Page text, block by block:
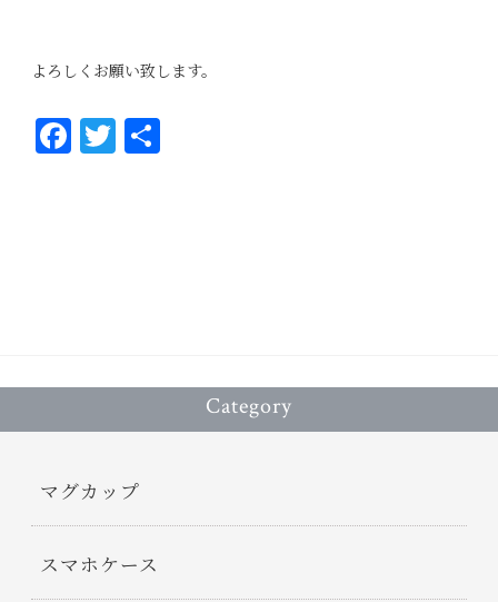
よろしくお願い致します。
Fa T
Category
マグカップ
スマホケース